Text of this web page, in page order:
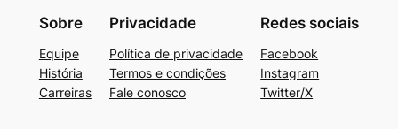
Sobre
Equipe
História
Carreiras
Privacidade
Política de privacidade
Termos e condições
Fale conosco
Redes sociais
Facebook
Instagram
Twitter/X